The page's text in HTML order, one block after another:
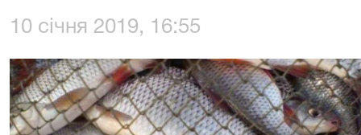
10 січня 2019, 16:55